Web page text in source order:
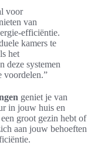
voor
van
efficiëntie.
kamers te
het
deze systemen
voordelen.”
geniet je van
in jouw huis en
groot gezin hebt of
aan jouw behoeften